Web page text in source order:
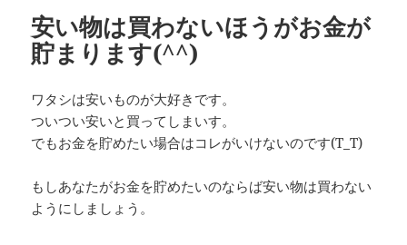
安い物は買わないほうがお金が
貯まります(^^)
ワタシは安いものが大好きです。
ついつい安いと買ってしまいす。
でもお金を貯めたい場合はコレがいけないのです(T_T)
もしあなたがお金を貯めたいのならば安い物は買わない
ようにしましょう。